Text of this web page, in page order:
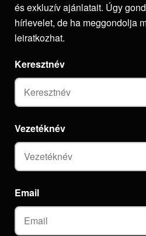
és exkluzív ajánlatait. Úgy
hírlevelet, de ha meggondolja
leiratkozhat.
Email
Keresztnév
Vezetéknév